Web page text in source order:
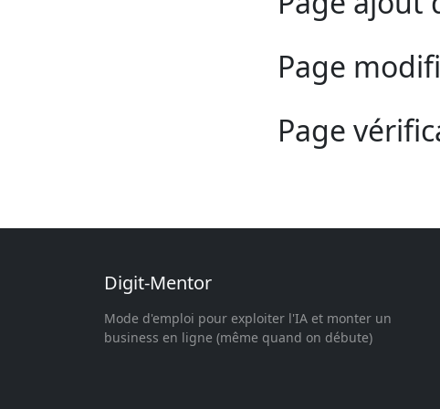
Page
Page
Digit-Mentor
Mode d'emploi pour exploiter l'IA et monter un
business en ligne (même quand on débute)